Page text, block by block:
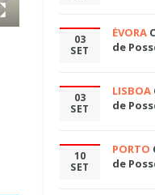
03
SET
ÉVORA
de
03
SET
LISBOA
de
10
SET
PORTO
de